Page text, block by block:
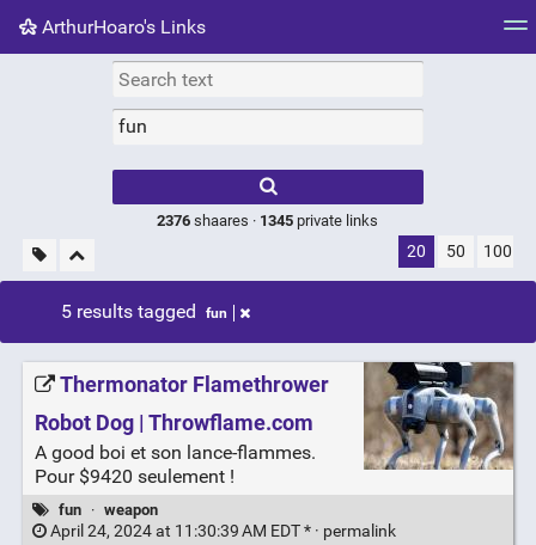
ArthurHoaro's Links
Picture wall
results.
2376 shaares · 1345 private links
20 50 100
5 results tagged fun
Thermonator Flamethrower
Robot Dog | Throwflame.com
A good boi et son lance-flammes.
Pour $9420 seulement !
fun · weapon
April 24, 2024 at 11:30:39 AM EDT * · permalink